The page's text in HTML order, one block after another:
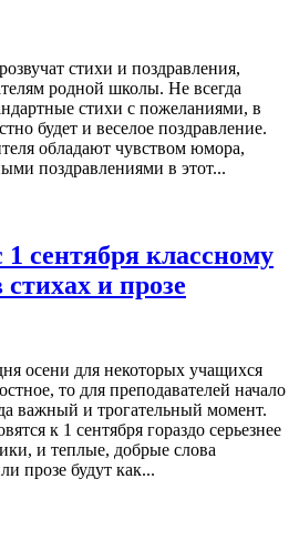
стихи и поздравления,
родной школы. Не всегда
стихи с пожеланиями, в
будет и веселое поздравление.
обладают чувством юмора,
поздравлениями в этот...
сентября классному
и прозе
осени для некоторых учащихся
то для преподавателей начало
важный и трогательный момент.
к 1 сентября гораздо серьезнее
и теплые, добрые слова
прозе будут как...